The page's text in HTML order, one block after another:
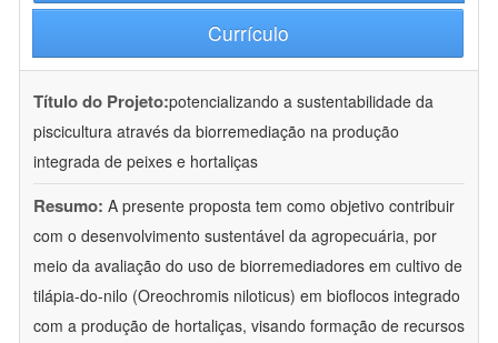
Currículo
Título do Projeto:potencializando a sustentabilidade da
piscicultura através da biorremediação na produção
integrada de peixes e hortaliças
Resumo: A presente proposta tem como objetivo contribuir
com o desenvolvimento sustentável da agropecuária, por
meio da avaliação do uso de biorremediadores em cultivo de
tilápia-do-nilo (Oreochromis niloticus) em bioflocos integrado
com a produção de hortaliças, visando formação de recursos